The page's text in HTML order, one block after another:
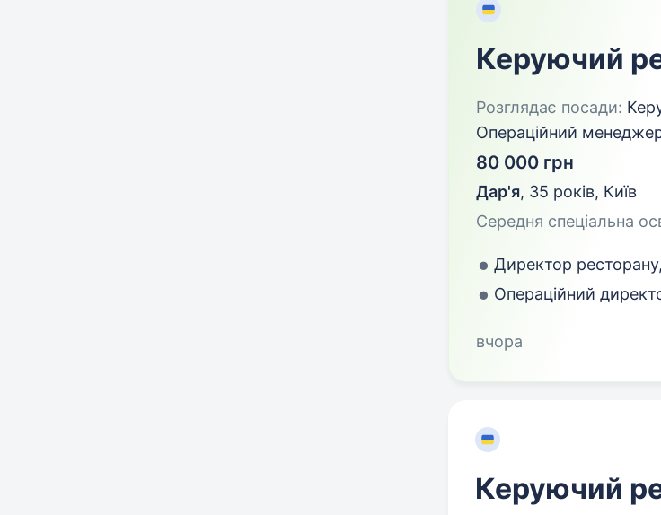
Керуючий
Розглядає посади:
Операційний
80 000 грн
Дар'я, 35 років, Київ
Середня спеціальна
Директор ресторану,
Операційний
вчора
Керуючий